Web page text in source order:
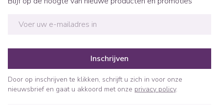
Inschrijven
Door op inschrijven te klikken, schrijft u zich in voor onze
nieuwsbrief en gaat u akkoord met onze privacy policy.